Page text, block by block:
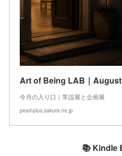
Art of Being LAB｜
今月の入り口｜常設展と企画展
pearl-plus.sakura.ne.jp
📚 Kindle